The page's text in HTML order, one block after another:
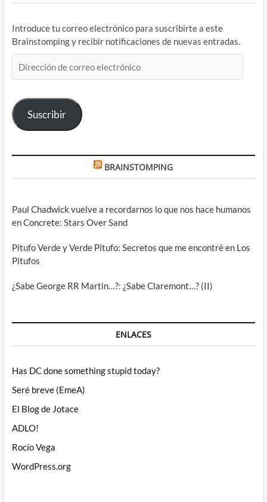
Introduce tu correo electrónico para suscribirte a este
Brainstomping y recibir notificaciones de nuevas entradas.
de
electrónico
Suscribir
BRAINSTOMPING
Paul Chadwick vuelve a recordarnos lo que nos hace humanos
en Concrete: Stars Over Sand
Pitufo Verde y Verde Pitufo: Secretos que me encontré en Los
Pitufos
¿Sabe George RR Martin…?: ¿Sabe Claremont…? (II)
ENLACES
Has DC done something stupid today?
Seré breve (EmeA)
El Blog de Jotace
ADLO!
Rocío Vega
WordPress.org